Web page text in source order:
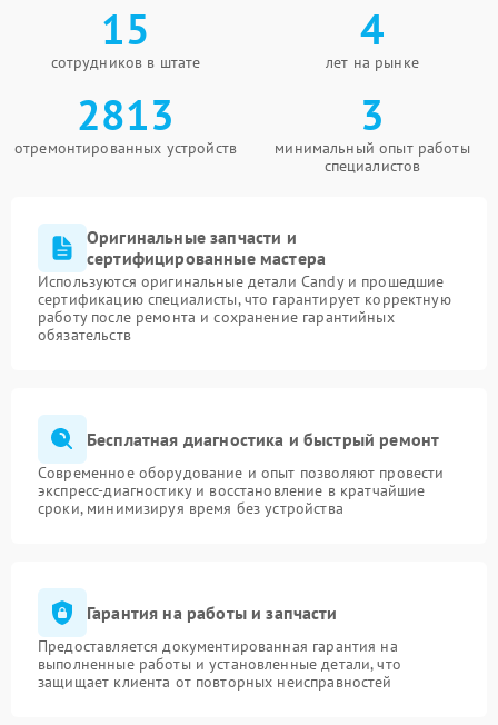
15
сотрудников в штате
4
лет на рынке
2813
отремонтированных устройств
3
минимальный опыт работы
специалистов
Оригинальные запчасти и
сертифицированные мастера
Используются оригинальные детали Candy и прошедшие
сертификацию специалисты, что гарантирует корректную
работу после ремонта и сохранение гарантийных
обязательств
Бесплатная диагностика и быстрый ремонт
Современное оборудование и опыт позволяют провести
экспресс-диагностику и восстановление в кратчайшие
сроки, минимизируя время без устройства
Гарантия на работы и запчасти
Предоставляется документированная гарантия на
выполненные работы и установленные детали, что
защищает клиента от повторных неисправностей